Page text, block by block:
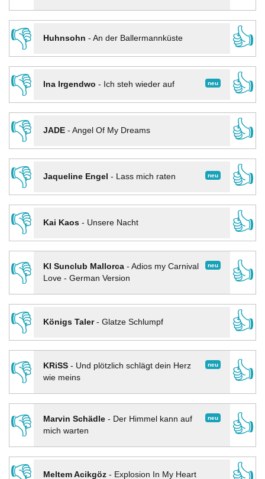
👎
Huhnsohn - An der Ballermannküste
👍
👎
neu
Ina Irgendwo - Ich steh wieder auf
👍
👎
JADE- Angel Of My Dreams
👍
👎
neu
Jaqueline Engel - Lass mich raten
👍
👎
Kai Kaos- Unsere Nacht
👍
👎
neu
KI Sunclub Mallorca- Adios my Carnival
Love - German Version
👍
👎
Königs Taler- Glatze Schlumpf
👍
👎
neu
KRiSS- Und plötzlich schlägt dein Herz
wie meins
👍
👎 neu
Marvin Schädle- Der Himmel kann auf
mich warten
👍
Meltem Acikgöz- Explosion In My Heart